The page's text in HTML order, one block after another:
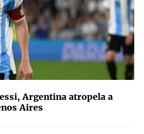
Argentina atropela a
Aires